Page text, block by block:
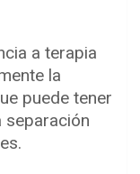
a terapia
la
puede tener
separación